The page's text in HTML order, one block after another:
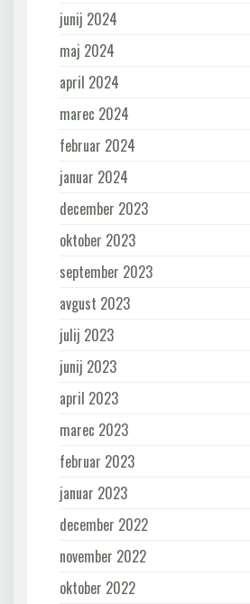
junij 2024
maj 2024
april 2024
marec 2024
februar 2024
januar 2024
december 2023
oktober 2023
september 2023
avgust 2023
julij 2023
junij 2023
april 2023
marec 2023
februar 2023
januar 2023
december 2022
november 2022
oktober 2022